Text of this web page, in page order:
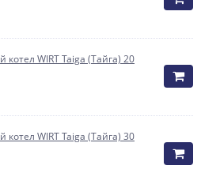
котел WIRT Taiga (Тайга) 20
котел WIRT Taiga (Тайга) 30